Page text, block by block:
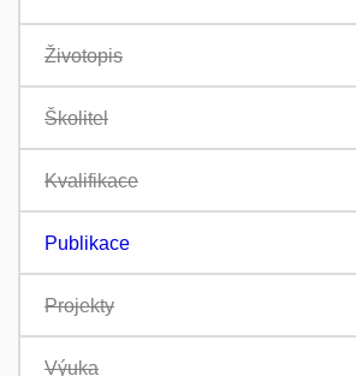
Životopis
Školitel
Kvalifikace
Publikace
Projekty
Výuka